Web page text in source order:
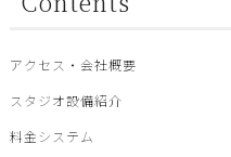
アクセス・会社概要
スタジオ設備紹介
料金システム